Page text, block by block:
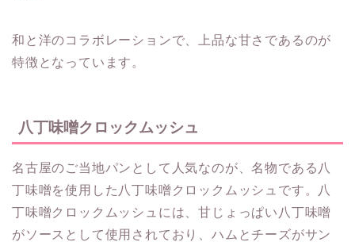
和と洋のコラボレーションで、上品な甘さであるのが
特徴となっています。
八丁味噌クロックムッシュ
名古屋のご当地パンとして人気なのが、名物である八
丁味噌を使用した八丁味噌クロックムッシュです。八
丁味噌クロックムッシュには、甘じょっぱい八丁味噌
がソースとして使用されており、ハムとチーズがサン